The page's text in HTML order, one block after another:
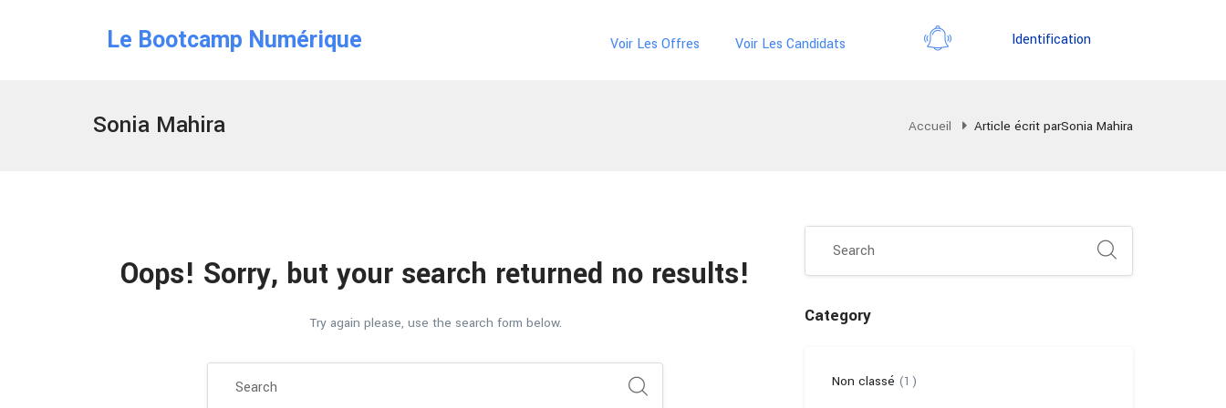
Le Bootcamp Numérique Voir Les Offres Voir Les Candidats Identification
Sonia Mahira Accueil Article écrit parSonia Mahira
Oops! Sorry, but your search returned no results!
Try again please, use the search form below. Category
Non classé (1)